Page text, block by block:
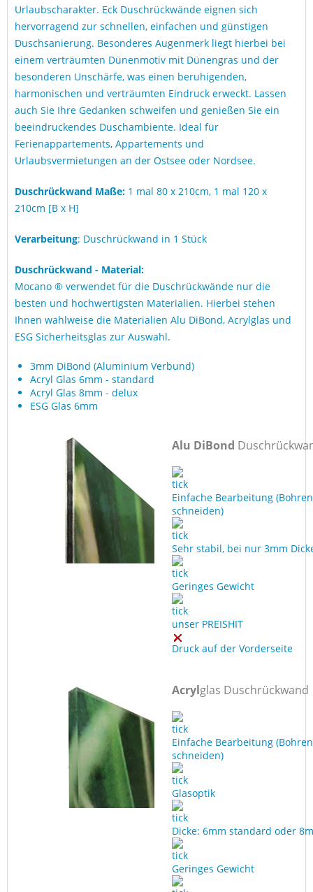
Urlaubscharakter. Eck Duschrückwände eignen sich
hervorragend zur schnellen, einfachen und günstigen
Duschsanierung. Besonderes Augenmerk liegt hierbei bei
einem verträumten Dünenmotiv mit Dünengras und der
besonderen Unschärfe, was einen beruhigenden,
harmonischen und verträumten Eindruck erweckt. Lassen
auch Sie Ihre Gedanken schweifen und genießen Sie ein
beeindruckendes Duschambiente. Ideal für
Ferienappartements, Appartements und
Urlaubsvermietungen an der Ostsee oder Nordsee.
Duschrückwand Maße: 1 mal 80 x 210cm, 1 mal 120 x
210cm [B x H]
Verarbeitung: Duschrückwand in 1 Stück
Duschrückwand - Material:
Mocano ® verwendet für die Duschrückwände nur die
besten und hochwertigsten Materialien. Hierbei stehen
Ihnen wahlweise die Materialien Alu DiBond, Acrylglas und
ESG Sicherheitsglas zur Auswahl.
3mm DiBond (Aluminium Verbund)
Acryl Glas 6mm - standard
Acryl Glas 8mm - delux
ESG Glas 6mm
Alu DiBond
Einfache Bearbeitung
schneiden)
Sehr stabil, bei nur 3mm
Geringes Gewicht
unser PREISHIT
Druck auf der Vorderseite
Acrylglas Duschrückwand
Einfache Bearbeitung
schneiden)
Glasoptik
Dicke: 6mm standard oder
Geringes Gewicht